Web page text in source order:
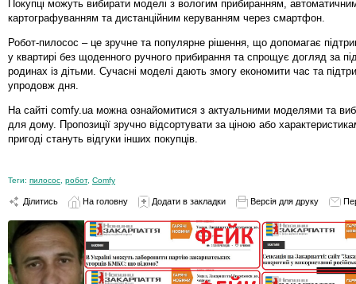
Покупці можуть вибирати моделі з вологим прибиранням,
картографуванням та дистанційним керуванням через смартфон.
Робот-пилосос – це зручне та популярне рішення, що допомагає
у квартирі без щоденного ручного прибирання та спрощує догляд за
родинах із дітьми. Сучасні моделі дають змогу економити час та
упродовж дня.
На сайті comfy.ua можна ознайомитися з актуальними моделями та
для дому. Пропозиції зручно відсортувати за ціною або
пригоді стануть відгуки інших покупців.
Теги: пилосос робот, Comfy
Ділитись На головну Додати в закладки Версія для друку